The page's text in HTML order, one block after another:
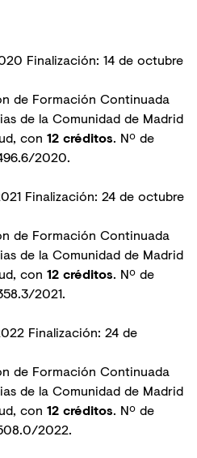
Finalización: 14 de octubre
de Formación Continuada
de la Comunidad de Madrid
con 12 créditos. Nº de
2020.
Finalización: 24 de octubre
de Formación Continuada
de la Comunidad de Madrid
con 12 créditos. Nº de
2021.
Finalización: 24 de
de Formación Continuada
de la Comunidad de Madrid
con 12 créditos. Nº de
2022.